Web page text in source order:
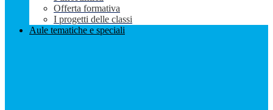
Offerta formativa
I progetti delle classi
Aule tematiche e speciali